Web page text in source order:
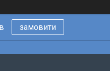
замовити